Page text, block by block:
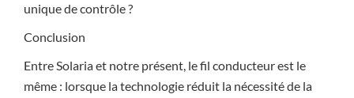
unique de contrôle ?
Conclusion
Entre Solaria et notre présent, le fil conducteur est le
même : lorsque la technologie réduit la nécessité de la